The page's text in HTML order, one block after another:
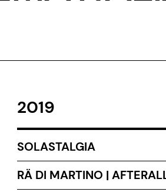
2019
SOLASTALGIA
RÄ DI MARTINO |